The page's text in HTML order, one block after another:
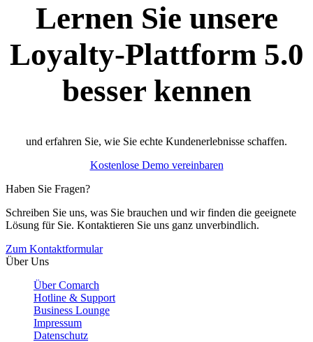
Lernen Sie unsere
Loyalty-Plattform 5.0
besser kennen
und erfahren Sie, wie Sie echte Kundenerlebnisse schaffen.
Kostenlose Demo vereinbaren
Haben Sie Fragen?
Schreiben Sie uns, was Sie brauchen und wir finden die geeignete
Lösung für Sie. Kontaktieren Sie uns ganz unverbindlich.
Zum Kontaktformular
Über Uns
Über Comarch
Hotline & Support
Business Lounge
Impressum
Datenschutz